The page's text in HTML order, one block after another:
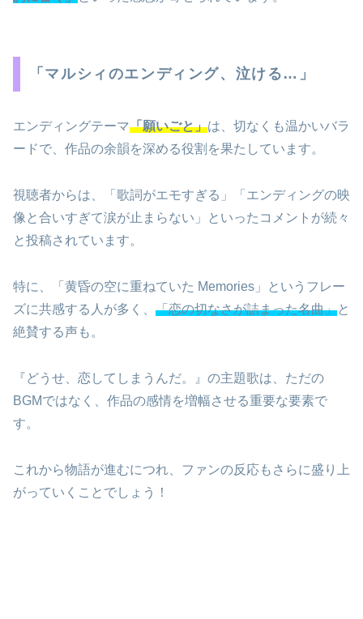
「マルシィのエンディング、泣ける…」
エンディングテーマ「願いごと」は、切なくも温かいバラ
ードで、作品の余韻を深める役割を果たしています。
視聴者からは、「歌詞がエモすぎる」「エンディングの映
像と合いすぎて涙が止まらない」といったコメントが続々
と投稿されています。
特に、「黄昏の空に重ねていた Memories」というフレー
ズに共感する人が多く、 「恋の切なさが詰まった名曲」と
絶賛する声も。
『どうせ、恋してしまうんだ。』の主題歌は、ただの
BGMではなく、作品の感情を増幅させる重要な要素で
す。
これから物語が進むにつれ、ファンの反応もさらに盛り上
がっていくことでしょう！